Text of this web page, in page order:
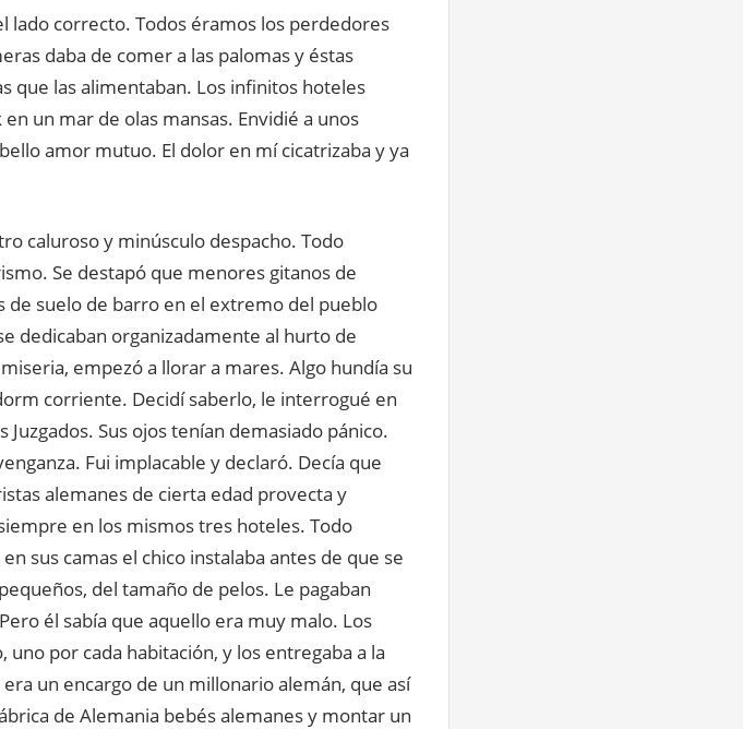
lado correcto. Todos éramos los perdedores
daba de comer a las palomas y éstas
que las alimentaban. Los infinitos hoteles
un mar de olas mansas. Envidié a unos
amor mutuo. El dolor en mí cicatrizaba y ya
caluroso y minúsculo despacho. Todo
Se destapó que menores gitanos de
de suelo de barro en el extremo del pueblo
dedicaban organizadamente al hurto de
empezó a llorar a mares. Algo hundía su
corriente. Decidí saberlo, le interrogué en
Juzgados. Sus ojos tenían demasiado pánico.
Fui implacable y declaró. Decía que
alemanes de cierta edad provecta y
en los mismos tres hoteles. Todo
sus camas el chico instalaba antes de que se
del tamaño de pelos. Le pagaban
él sabía que aquello era muy malo. Los
por cada habitación, y los entregaba a la
un encargo de un millonario alemán, que así
de Alemania bebés alemanes y montar un